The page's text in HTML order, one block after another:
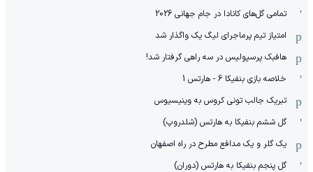
تمامی گل‌های کانادا در جام جهانی 2026
امتیاز تیم پرماجرای لیگ یک واگذار شد
هافبک پرسپولیس در سه راهی گرفتار شد!
خلاصه بازی بنفیکا 6 - هارتس 1
تبریک جالب تونی کروس به وینیسیوس
گل ششم بنفیکا به هارتس (شلدروپ)
یک گلر و یک مدافع مطرح در راه اصفهان
گل پنجم بنفیکا به هارتس (دوران)